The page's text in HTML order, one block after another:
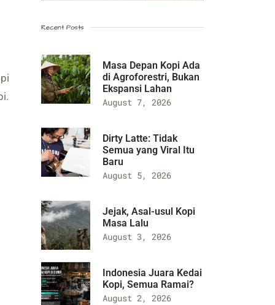
Recent Posts
Masa Depan Kopi Ada
di Agroforestri, Bukan
Ekspansi Lahan
August 7, 2026
Dirty Latte: Tidak
Semua yang Viral Itu
Baru
August 5, 2026
Jejak, Asal-usul Kopi
Masa Lalu
August 3, 2026
Indonesia Juara Kedai
Kopi, Semua Ramai?
August 2, 2026